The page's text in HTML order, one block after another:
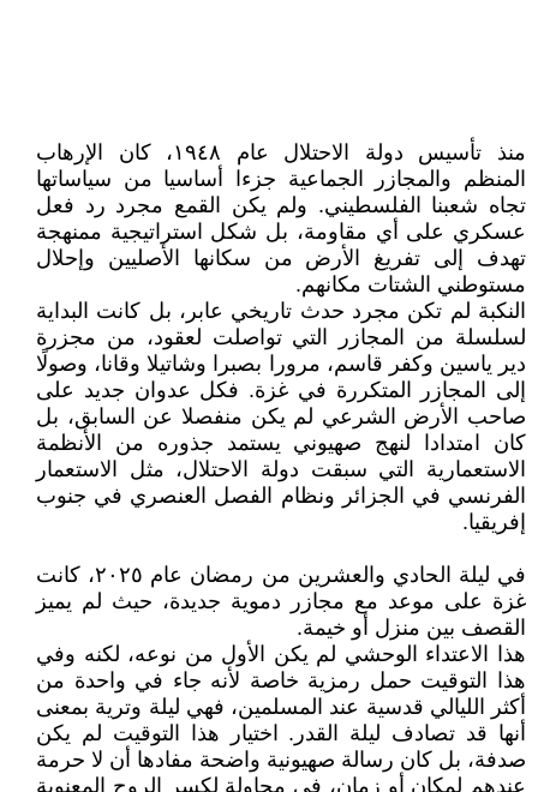
منذ تأسيس دولة الاحتلال عام ١٩٤٨، كان الإرهاب
المنظم والمجازر الجماعية جزءا أساسيا من سياساتها
تجاه شعبنا الفلسطيني. ولم يكن القمع مجرد رد فعل
عسكري على أي مقاومة، بل شكل استراتيجية ممنهجة
تهدف إلى تفريغ الأرض من سكانها الأصليين وإحلال
مستوطني الشتات مكانهم.
النكبة لم تكن مجرد حدث تاريخي عابر، بل كانت البداية
لسلسلة من المجازر التي تواصلت لعقود، من مجزرة
دير ياسين وكفر قاسم، مرورا بصبرا وشاتيلا وقانا، وصولًا
إلى المجازر المتكررة في غزة. فكل عدوان جديد على
صاحب الأرض الشرعي لم يكن منفصلا عن السابق، بل
كان امتدادا لنهج صهيوني يستمد جذوره من الأنظمة
الاستعمارية التي سبقت دولة الاحتلال، مثل الاستعمار
الفرنسي في الجزائر ونظام الفصل العنصري في جنوب
إفريقيا.
في ليلة الحادي والعشرين من رمضان عام ٢٠٢٥، كانت
غزة على موعد مع مجازر دموية جديدة، حيث لم يميز
القصف بين منزل أو خيمة.
هذا الاعتداء الوحشي لم يكن الأول من نوعه، لكنه وفي
هذا التوقيت حمل رمزية خاصة لأنه جاء في واحدة من
أكثر الليالي قدسية عند المسلمين، فهي ليلة وترية بمعنى
أنها قد تصادف ليلة القدر. اختيار هذا التوقيت لم يكن
صدفة، بل كان رسالة صهيونية واضحة مفادها أن لا حرمة
عندهم لمكان أو زمان، في محاولة لكسر الروح المعنوية